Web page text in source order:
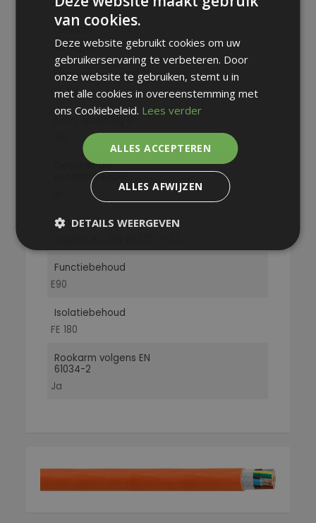
Gewicht
1148 kg/km
Nom. spanning U0
0.6 kV
Geschikt als
installatiekabel
Brandvertraging
Functiebehoud
E90
Isolatiebehoud
FE 180
Rookarm volgens EN
61034-2
Ja
van cookies.
Deze website gebruikt cookies om uw
gebruikerservaring te verbeteren. Door
onze website te gebruiken, stemt u in
met alle cookies in overeenstemming met
ons Cookiebeleid. Lees verder
ALLES ACCEPTEREN
ALLES AFWIJZEN
DETAILS WEERGEVEN